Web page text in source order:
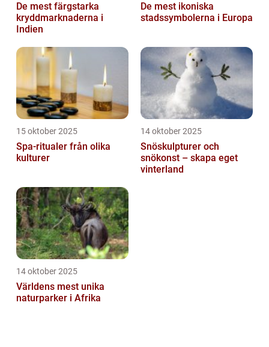
De mest färgstarka
kryddmarknaderna i
Indien
De mest ikoniska
stadssymbolerna i Europa
15 oktober 2025
Spa-ritualer från olika
kulturer
14 oktober 2025
Snöskulpturer och
snökonst – skapa eget
vinterland
14 oktober 2025
Världens mest unika
naturparker i Afrika